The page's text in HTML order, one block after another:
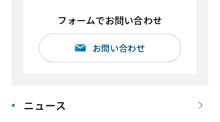
ニュース
フォームでお問い合わせ
お問い合わせ